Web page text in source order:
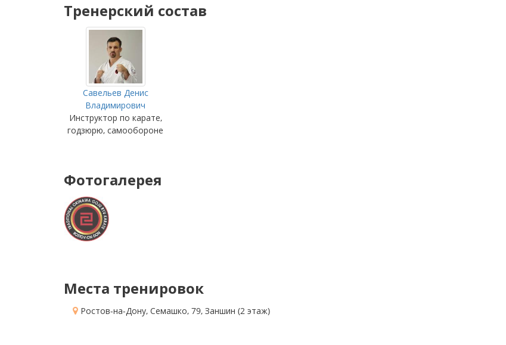
Тренерский состав
Савельев Денис
Владимирович
Инструктор по карате,
годзюрю, самообороне
Фотогалерея
Места тренировок
Ростов-на-Дону, Семашко, 79, Заншин (2 этаж)